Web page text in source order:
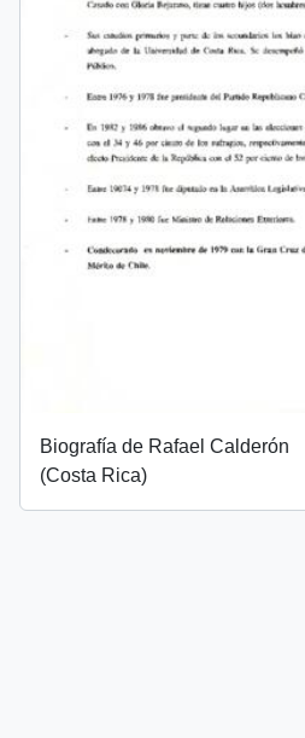
Biografía de Rafael Calderón
(Costa Rica)